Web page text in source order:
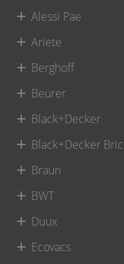
Alessi Pae
Ariete
Berghoff
Beurer
Black+Decker
Black+Decker
Braun
BWT
Duux
Ecovacs